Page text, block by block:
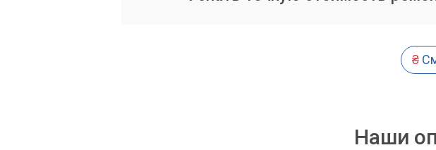
понимания последствий. Неправильные
Специалисты «Компьютерного Мастера» обладают
и точной диагностики проблемы. Мы поможем вам не только
₴
Наши